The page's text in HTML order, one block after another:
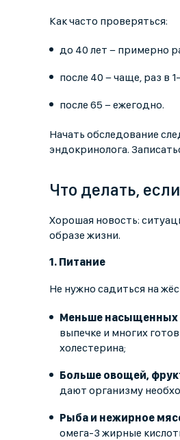
Как часто проверяться:
до 40 лет − примерно
после 40 − чаще, раз в
после 65 − ежегодно.
Начать обследование
эндокринолога.
Что делать,
Хорошая новость:
образе жизни.
1. Питание
Не нужно садиться на
Меньше насыщенных
выпечке и многих
холестерина;
Больше овощей,
дают организму
Рыба и нежирное
омега-3 жирные